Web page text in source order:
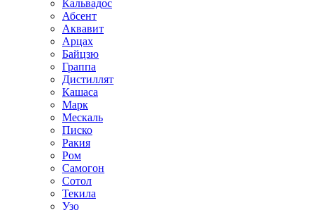
Кальвадос
Абсент
Аквавит
Арцах
Байцзю
Граппа
Дистиллят
Кашаса
Марк
Мескаль
Писко
Ракия
Ром
Самогон
Сотол
Текила
Узо